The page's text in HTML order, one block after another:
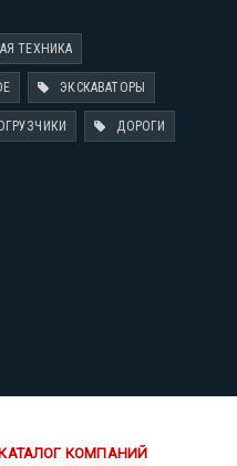
ТЕХНИКА
ЭКСКАВАТОРЫ
ДОРОГИ
КАТАЛОГ КОМПАНИЙ